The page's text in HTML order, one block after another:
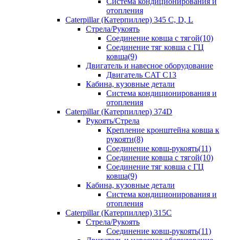
отопления
Caterpillar (Катерпиллер) 345 C, D, L
Стрела/Рукоять
Соединение ковша с тягой(10)
Соединение тяг ковша с ГЦ
ковша(9)
Двигатель и навесное оборудование
Двигатель CAT C13
Кабина, кузовные детали
Система кондиционирования и
отопления
Caterpillar (Катерпиллер) 374D
Рукоять/Стрела
Крепление кронштейна ковша к
рукояти(8)
Соединение ковш-рукоять(11)
Соединение ковша с тягой(10)
Соединение тяг ковша с ГЦ
ковша(9)
Кабина, кузовные детали
Система кондиционирования и
отопления
Caterpillar (Катерпиллер) 315C
Стрела/Рукоять
Соединение ковш-рукоять(11)